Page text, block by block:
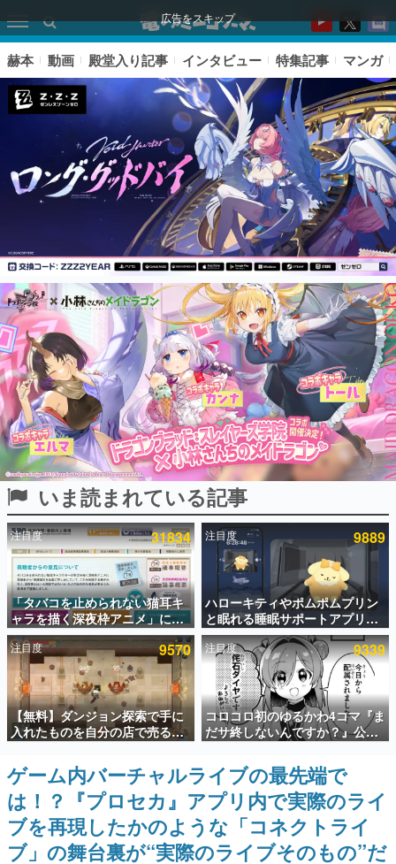
広告をスキップ
ピックアップ
電ファミのいま読まれている記事ランキング
アプリセール情報
インタビュー
連載・特集一覧
殿堂入り記事
SNS拡散数が数千以上！ ページビュー数万以上！ などな
ど。多くの人々に読まれた、電ファミ渾身の“殿堂入り”記
事をまとめました。
ゲームの企画書
名作ゲームクリエイターの方々に製作時のエピソードをお
聞きし、ヒットする企画（ゲーム）とは何か？を探ってい
きます。
赫本
この物語を解いてはいけない。『赫本』は、〈試験問題〉
の形をした短編ホラー小説集です。
新世代に訊く
これからのデジタルゲーム市場を担う若きクリエイター達
の姿を追い、彼らのルーツと情熱を探っていきます。
ゲーム世代の作家たち
ゲームに多大な影響を受けた作家さんに取材し、ゲームが
日本のコンテンツ産業やカルチャーに与えた影響を探る企
画です。
日本モバイルゲーム産業史
赫本 動画 殿堂入り記事 インタビュー 特集記事 マンガ
いま読まれている記事
注目度 31834
「タバコを止められない猫耳キ
ャラを描く深夜枠アニメ」に視
聴者の一部から批判意見。違法
薬物の使用と思わしき描写も含
めて、BPOが議論を交わす
注目度 9889
ハローキティやポムポムプリン
と眠れる睡眠サポートアプリ
『ゆめたび』が配信中。キャラ
ごとのASMRや目覚ましアラー
ムも搭載
注目度 9570
【無料】ダンジョン探索で手に
入れたものを自分の店で売るゲ
ーム『Moonlighter』がSteam
にて無料配布中！続編
『Moonlighter 2』の9月2日正
式リリースを記念したキャンペ
ーン
注目度 9339
コロコロ初のゆるかわ4コマ『ま
だサ終しないんですか？』公開
スタート。主人公は新入社員の
侘石ダイヤ、ゲーム会社を舞台
にトラブルへ対応する社員たち
を描く
ゲーム内バーチャルライブの最先端で
は！？『プロセカ』アプリ内で実際のライ
ブを再現したかのような「コネクトライ
ブ」の舞台裏が“実際のライブそのもの”だ